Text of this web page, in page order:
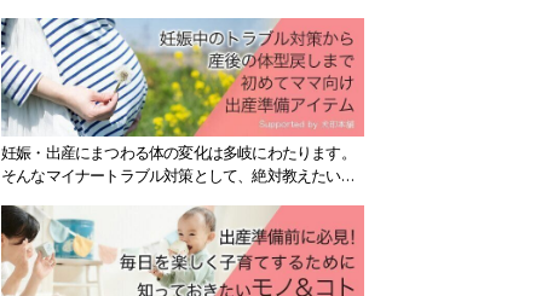
妊娠・出産にまつわる体の変化は多岐にわたります。
そんなマイナートラブル対策として、絶対教えたい！